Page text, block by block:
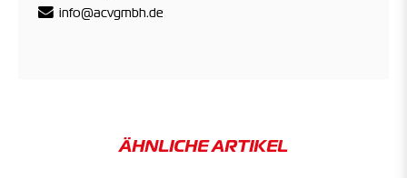
info@acvgmbh.de
ÄHNLICHE ARTIKEL